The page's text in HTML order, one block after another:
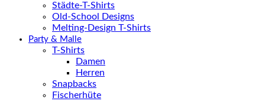
Städte-T-Shirts
Old-School Designs
Melting-Design T-Shirts
Party & Malle
T-Shirts
Damen
Herren
Snapbacks
Fischerhüte